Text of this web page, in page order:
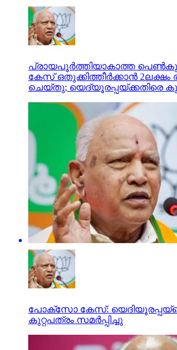
പ്രായപൂര്‍ത്തിയാകാത്ത
കേസ് ഒതുക്കിത്തീര്‍ക്കാന്‍ 2ലക്ഷം
ചെയ്തു; യെദ്യൂരപ്പയ്ക്കതിരെ
പോക്സോ കേസ്:
കുറ്റപത്രം സമര്‍പ്പിച്ചു